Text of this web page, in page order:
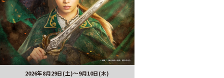
2026年8月29日(土)〜9月10日(木)